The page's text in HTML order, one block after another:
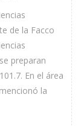
de la Facco
preparan
En el área
la